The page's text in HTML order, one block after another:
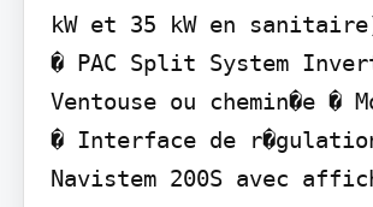
kW et 35 kW en
� PAC Split System
Ventouse ou chemin�e �
� Interface de
Navistem 200S avec